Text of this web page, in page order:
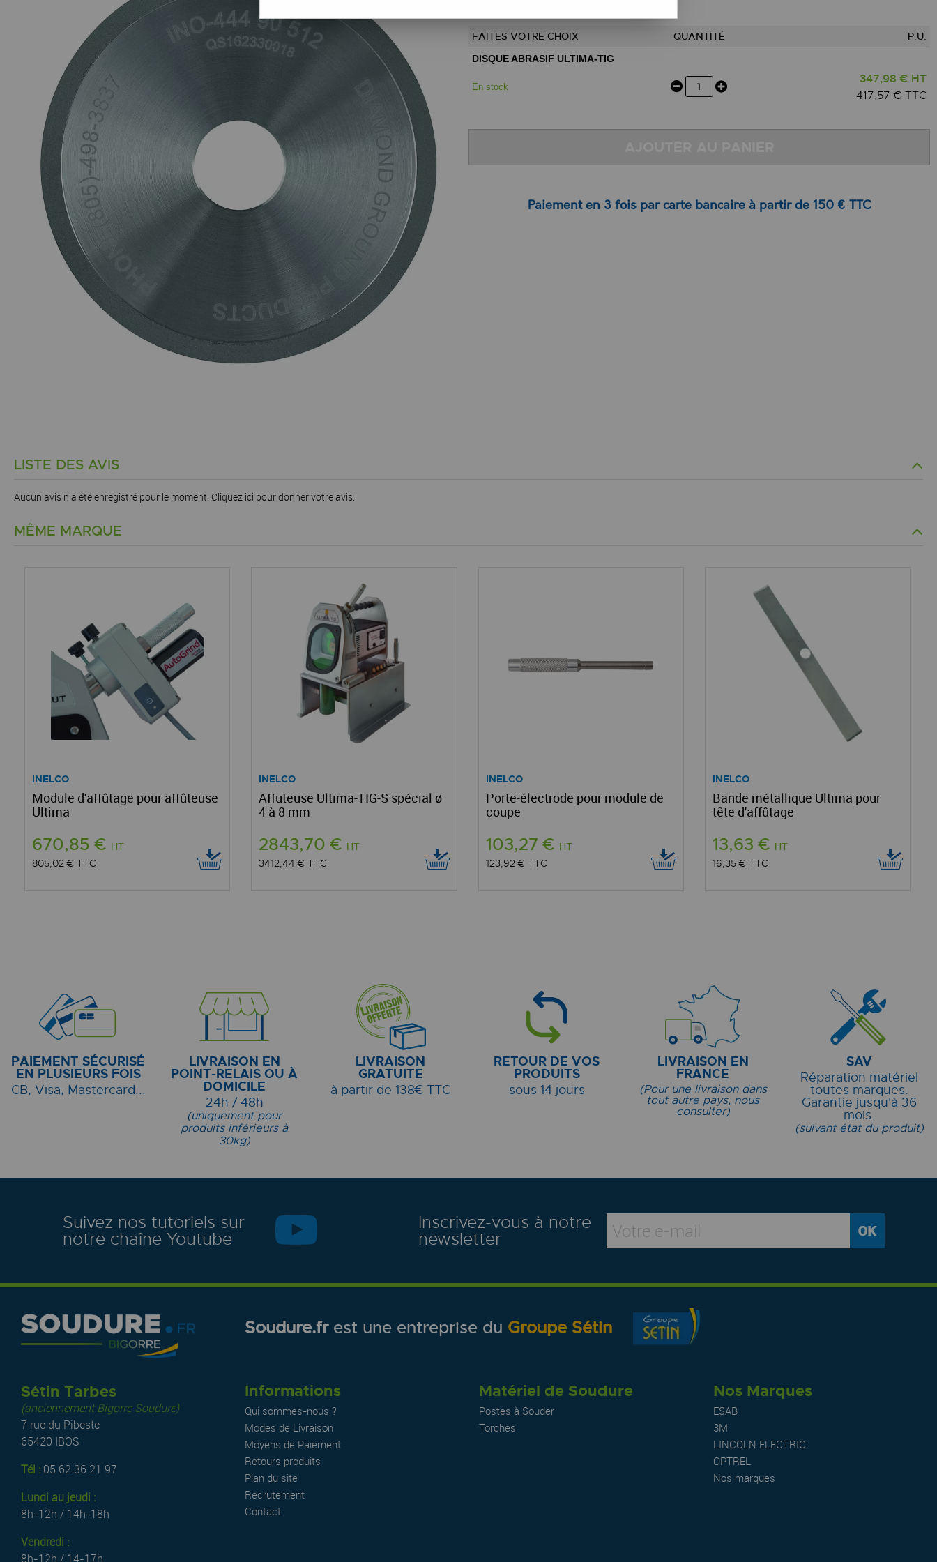
Réf. :107483
FAITES VOTRE CHOIX QUANTITÉ P.U.
DISQUE ABRASIF ULTIMA-TIG
En stock
347,98 € HT
417,57 € TTC
Paiement en 3 fois par carte bancaire à partir de 150 € TTC
LISTE DES AVIS
Aucun avis n'a été enregistré pour le moment. Cliquez ici pour donner votre avis.
MÊME MARQUE
INELCO
Module d'affûtage pour affûteuse
Ultima
670,85 € HT
805,02 € TTC
INELCO
Affuteuse Ultima-TIG-S spécial ø
4 à 8 mm
2843,70 € HT
3412,44 €TTC
INELCO
Porte-électrode pour module de
coupe
103,27 € HT
123,92 € TTC
INELCO
Bande métallique Ultima pour
tête d'affûtage
13,63 € HT
16,35 € TTC
PAIEMENT SÉCURISÉ
EN PLUSIEURS FOIS
CB, Visa, Mastercard...
LIVRAISON EN
POINT-RELAIS OU À
DOMICILE
24h / 48h
(uniquement pour
produits inférieurs à
30kg)
LIVRAISON
GRATUITE
à partir de 138€ TTC
RETOUR DE VOS
PRODUITS
sous 14 jours
LIVRAISON EN
FRANCE
(Pour une livraison dans
tout autre pays, nous
consulter)
SAV
Réparation matériel
toutes marques.
Garantie jusqu'à 36
mois.
(suivant état du produit)
Suivez nos tutoriels sur
notre chaîne Youtube
Inscrivez-vous à notre
newsletter
Soudure.frest une entreprise du Groupe Sétin
Sétin Tarbes
(anciennement Bigorre Soudure)
7 rue du Pibeste
65420 IBOS
Tél : 05 62 36 21 97
Lundi au jeudi :
8h-12h / 14h-18h
Vendredi :
8h-12h / 14-17h
Informations
Qui sommes-nous ?
Modes de Livraison
Moyens de Paiement
Retours produits
Plan du site
Recrutement
Contact
Matériel de Soudure
Postes à Souder
Torches
Nos Marques
ESAB
3M
LINCOLN ELECTRIC
OPTREL
Nos marques